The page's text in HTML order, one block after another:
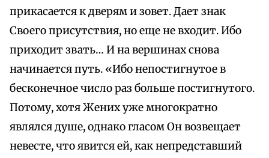
прикасается к дверям и зовет. Дает знак
Своего присутствия, но еще не входит. Ибо
приходит звать… И на вершинах снова
начинается путь. «Ибо непостигнутое в
бесконечное число раз больше постигнутого.
Потому, хотя Жених уже многократно
являлся душе, однако гласом Он возвещает
невесте, что явится ей, как непредставший